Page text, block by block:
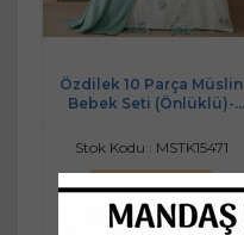
Özdilek 10 Parça Müslin
Bebek Seti (Önlüklü)-
Stok Kodu : MSTK15471
Yeni